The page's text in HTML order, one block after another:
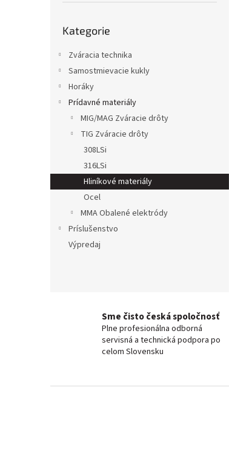
kategorie
Kategorie
Zváracia technika
Samostmievacie kukly
Horáky
Prídavné materiály
MIG/MAG Zváracie drôty
TIG Zváracie drôty
308LSi
316LSi
Hliníkové materiály
Ocel
MMA Obalené elektródy
Príslušenstvo
Výpredaj
Sme čisto česká spoločnosť
Plne profesionálna odborná
servisná a technická podpora po
celom Slovensku